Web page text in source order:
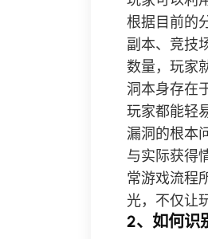
根据目前的
副本、竞技
数量，玩家
洞本身存在
玩家都能轻
漏洞的根本
与实际获得
常游戏流程
光，不仅让
2、如何识